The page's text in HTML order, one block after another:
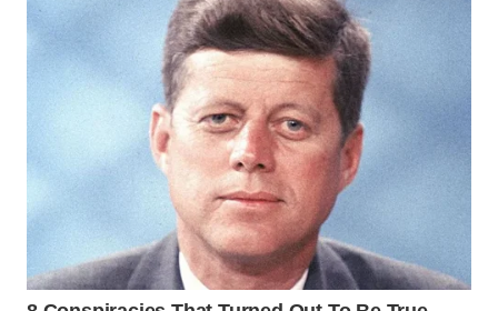
SUMEDANG
WN
TANGERANG